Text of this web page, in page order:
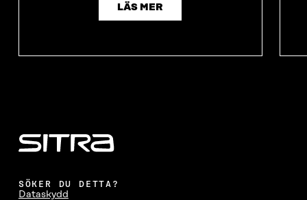
LÄS MER
SÖKER DU DETTA?
Dataskydd